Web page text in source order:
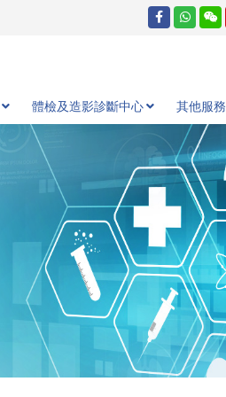
體檢及造影診斷中心 其他服務